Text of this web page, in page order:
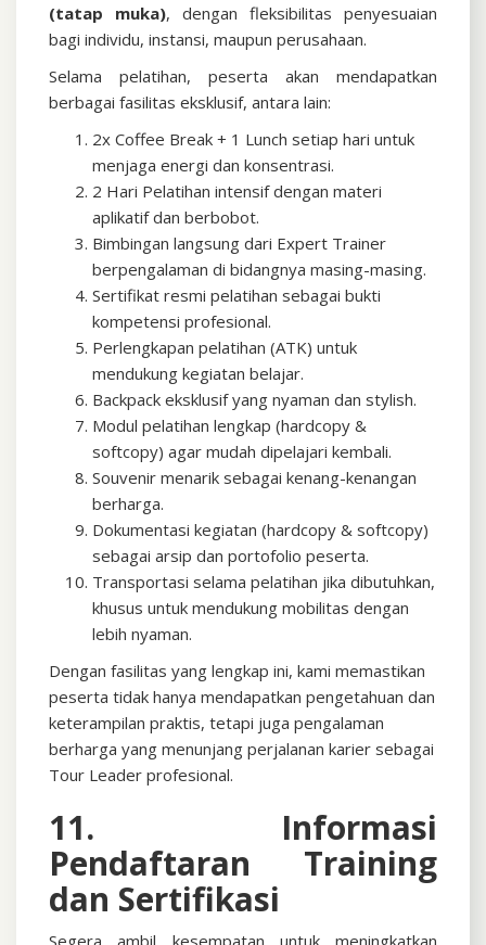
(tatap muka), dengan fleksibilitas penyesuaian
bagi individu, instansi, maupun perusahaan.
Selama pelatihan, peserta akan mendapatkan
berbagai fasilitas eksklusif, antara lain:
2x Coffee Break + 1 Lunch setiap hari untuk
menjaga energi dan konsentrasi.
2 Hari Pelatihan intensif dengan materi
aplikatif dan berbobot.
Bimbingan langsung dari Expert Trainer
berpengalaman di bidangnya masing-masing.
Sertifikat resmi pelatihan sebagai bukti
kompetensi profesional.
Perlengkapan pelatihan (ATK) untuk
mendukung kegiatan belajar.
Backpack eksklusif yang nyaman dan stylish.
Modul pelatihan lengkap (hardcopy &
softcopy) agar mudah dipelajari kembali.
Souvenir menarik sebagai kenang-kenangan
berharga.
Dokumentasi kegiatan (hardcopy & softcopy)
sebagai arsip dan portofolio peserta.
Transportasi selama pelatihan jika dibutuhkan,
khusus untuk mendukung mobilitas dengan
lebih nyaman.
Dengan fasilitas yang lengkap ini, kami memastikan
peserta tidak hanya mendapatkan pengetahuan dan
keterampilan praktis, tetapi juga pengalaman
berharga yang menunjang perjalanan karier sebagai
Tour Leader profesional.
11. Informasi
Pendaftaran Training
dan Sertifikasi
Segera ambil kesempatan untuk meningkatkan